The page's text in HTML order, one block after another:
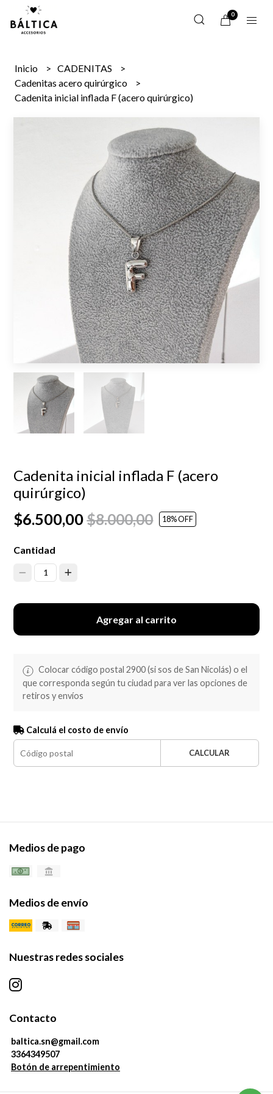
0
Inicio
CADENITAS
Cadenitas acero quirúrgico
Cadenita inicial inflada F (acero quirúrgico)
Cadenita inicial inflada F (acero
quirúrgico)
$6.500,00$8.000,00 18% OFF
Cantidad
1
Agregar al carrito
Colocar código postal 2900 (si sos de San Nicolás) o el
que corresponda según tu ciudad para ver las opciones de
retiros y envíos
Calculá el costo de envío
CALCULAR
Medios de pago
Medios de envío
Nuestras redes sociales
Contacto
baltica.sn@gmail.com
3364349507
Botón de arrepentimiento